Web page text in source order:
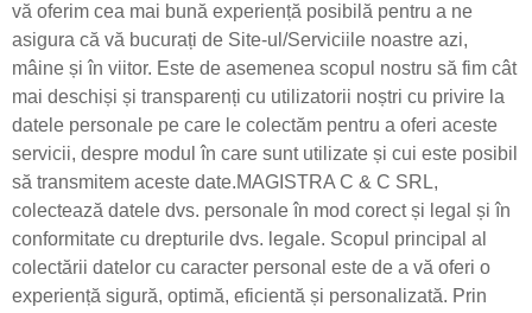
vă oferim cea mai bună experiență posibilă pentru a ne
asigura că vă bucurați de Site-ul/Serviciile noastre azi,
mâine și în viitor. Este de asemenea scopul nostru să fim cât
mai deschiși și transparenți cu utilizatorii noștri cu privire la
datele personale pe care le colectăm pentru a oferi aceste
servicii, despre modul în care sunt utilizate și cui este posibil
să transmitem aceste date.MAGISTRA C & C SRL,
colectează datele dvs. personale în mod corect și legal și în
conformitate cu drepturile dvs. legale. Scopul principal al
colectării datelor cu caracter personal este de a vă oferi o
experiență sigură, optimă, eficientă și personalizată. Prin